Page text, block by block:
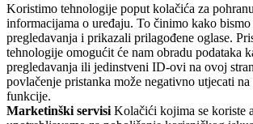
Koristimo tehnologije poput kolačića za
informacijama o uređaju. To činimo kako
pregledavanja i prikazali prilagođene oglase.
tehnologije omogućit će nam obradu podataka
pregledavanja ili jedinstveni ID-ovi na ovoj
povlačenje pristanka može negativno utjecati na
funkcije.
Marketinški servisi Kolačići kojima se koriste